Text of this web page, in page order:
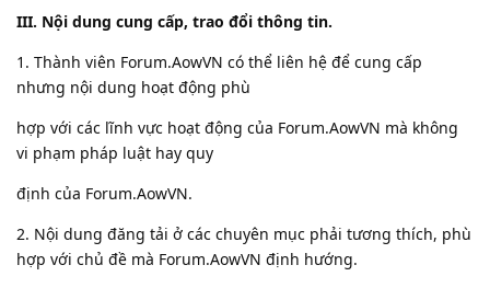
III. Nội dung cung cấp, trao đổi thông tin.
1. Thành viên Forum.AowVN có thể liên hệ để cung cấp
nhưng nội dung hoạt động phù
hợp với các lĩnh vực hoạt động của Forum.AowVN mà không
vi phạm pháp luật hay quy
định của Forum.AowVN.
2. Nội dung đăng tải ở các chuyên mục phải tương thích, phù
hợp với chủ đề mà Forum.AowVN định hướng.